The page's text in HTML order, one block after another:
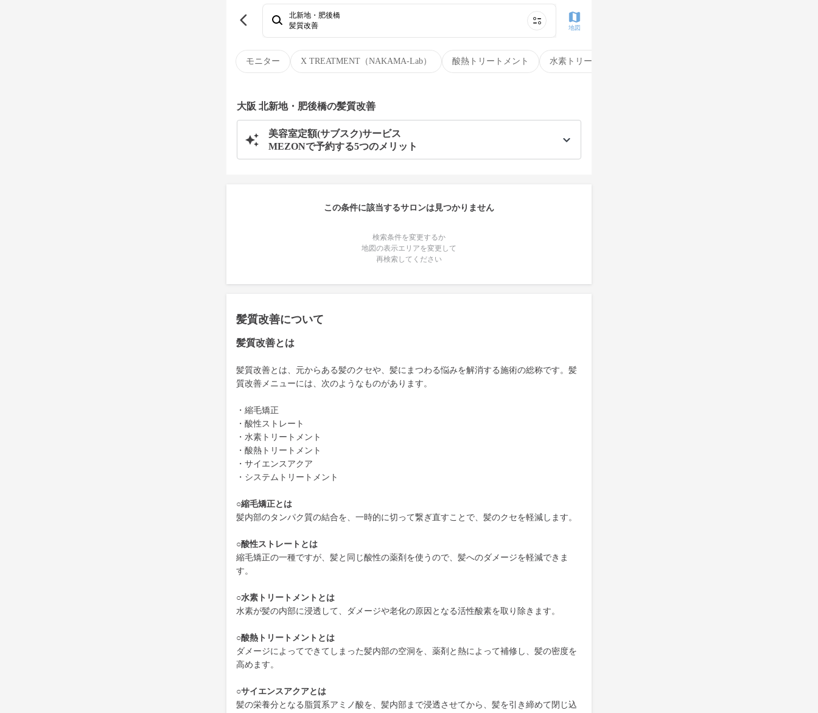
モニター X TREATMENT（NAKAMA-Lab） 酸熱トリートメント 水素トリートメント
北新地・肥後橋
髪質改善
地図
大阪 北新地・肥後橋の髪質改善
美容室定額(サブスク)サービス
MEZONで予約する5つのメリット
この条件に該当するサロンは見つかりません
検索条件を変更するか
地図の表示エリアを変更して
再検索してください
髪質改善について
髪質改善とは
髪質改善とは、元からある髪のクセや、髪にまつわる悩みを解消する施術の総称です。髪
質改善メニューには、次のようなものがあります。
・縮毛矯正
・酸性ストレート
・水素トリートメント
・酸熱トリートメント
・サイエンスアクア
・システムトリートメント
○縮毛矯正とは
髪内部のタンパク質の結合を、一時的に切って繋ぎ直すことで、髪のクセを軽減します。
○酸性ストレートとは
縮毛矯正の一種ですが、髪と同じ酸性の薬剤を使うので、髪へのダメージを軽減できま
す。
○水素トリートメントとは
水素が髪の内部に浸透して、ダメージや老化の原因となる活性酸素を取り除きます。
○酸熱トリートメントとは
ダメージによってできてしまった髪内部の空洞を、薬剤と熱によって補修し、髪の密度を
高めます。
○サイエンスアクアとは
髪の栄養分となる脂質系アミノ酸を、髪内部まで浸透させてから、髪を引き締めて閉じ込